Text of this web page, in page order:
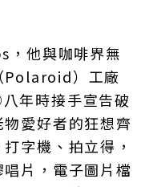
他與咖啡界無
Polaroid）工廠
年時接手宣告破
愛好者的狂想齊
字機、拍立得，
片，電子圖片檔